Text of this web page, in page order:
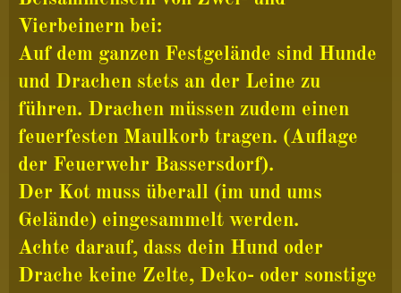
Vierbeinern bei:
Auf dem ganzen Festgelände sind Hunde
und Drachen stets an der Leine zu
führen. Drachen müssen zudem einen
feuerfesten Maulkorb tragen. (Auflage
der Feuerwehr Bassersdorf).
Der Kot muss überall (im und ums
Gelände) eingesammelt werden.
Achte darauf, dass dein Hund oder
Drache keine Zelte, Deko- oder sonstige